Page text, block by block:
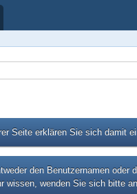
Seite erklären Sie sich damit
den Benutzernamen
wissen, wenden Sie sich bitte